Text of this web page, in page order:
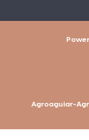
Agroaguiar-